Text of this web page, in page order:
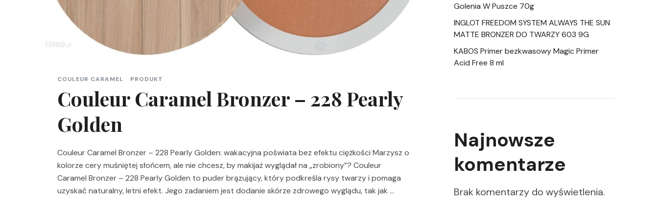
COULEUR CARAMEL PRODUKT
Couleur Caramel Bronzer – 228 Pearly
Golden
Couleur Caramel Bronzer – 228 Pearly Golden: wakacyjna poświata bez efektu ciężkości Marzysz o
kolorze cery muśniętej słońcem, ale nie chcesz, by makijaż wyglądał na „zrobiony”? Couleur
Caramel Bronzer – 228 Pearly Golden to puder brązujący, który podkreśla rysy twarzy i pomaga
uzyskać naturalny, letni efekt. Jego zadaniem jest dodanie skórze zdrowego wyglądu, tak jak …
Golenia W Puszce 70g
INGLOT FREEDOM SYSTEM ALWAYS THE SUN
MATTE BRONZER DO TWARZY 603 9G
KABOS Primer bezkwasowy Magic Primer
Acid Free 8 ml
Najnowsze
komentarze
Brak komentarzy do wyświetlenia.